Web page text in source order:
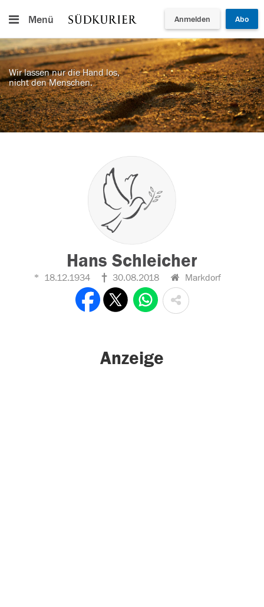
Menü Anmelden Abo
Wir lassen nur die Hand los,
nicht den Menschen.
Hans Schleicher
18.12.1934 30.08.2018 Markdorf
Anzeige